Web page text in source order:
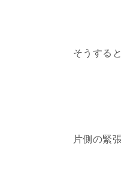
そうする
片側の緊